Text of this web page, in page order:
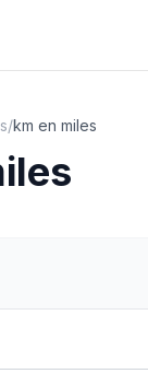
/km en miles